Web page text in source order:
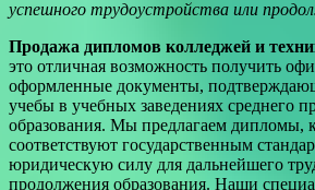
успешного трудоустройства или
Продажа дипломов колледжей и
это отличная возможность получить
оформленные документы,
учебы в учебных заведениях среднего
образования. Мы предлагаем дипломы,
соответствуют государственным
юридическую силу для дальнейшего
продолжения образования. Наши